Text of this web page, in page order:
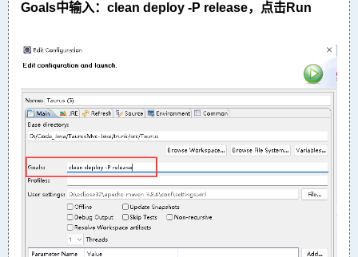
Goals中输入：clean deploy -P release，点击Run